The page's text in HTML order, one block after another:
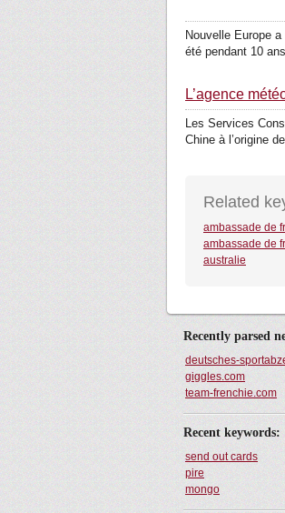
Nouvelle Europe
été pendant 10
L’agence
Les Services
Chine à l’origine
Related
ambassade de
ambassade de
australie
Recently parsed
deutsches-
giggles.com
team-frenchie.com
Recent keywords:
send out cards
pire
mongo